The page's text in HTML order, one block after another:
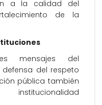
a la calidad del
de la
mensajes del
del respeto
pública también